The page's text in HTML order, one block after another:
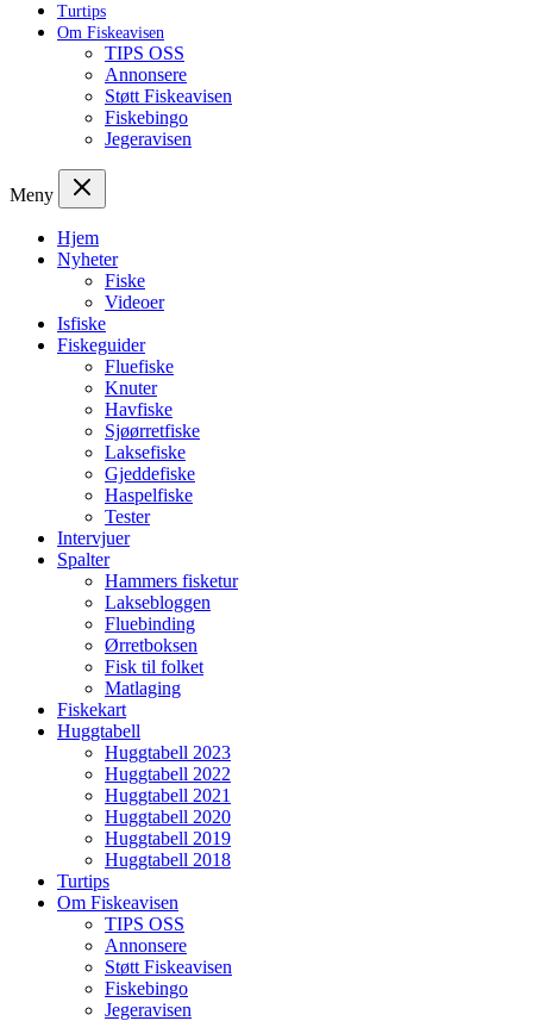
Turtips
Om Fiskeavisen
TIPS OSS
Annonsere
Støtt Fiskeavisen
Fiskebingo
Jegeravisen
Meny
Hjem
Nyheter
Fiske
Videoer
Isfiske
Fiskeguider
Fluefiske
Knuter
Havfiske
Sjøørretfiske
Laksefiske
Gjeddefiske
Haspelfiske
Tester
Intervjuer
Spalter
Hammers fisketur
Laksebloggen
Fluebinding
Ørretboksen
Fisk til folket
Matlaging
Fiskekart
Huggtabell
Huggtabell 2023
Huggtabell 2022
Huggtabell 2021
Huggtabell 2020
Huggtabell 2019
Huggtabell 2018
Turtips
Om Fiskeavisen
TIPS OSS
Annonsere
Støtt Fiskeavisen
Fiskebingo
Jegeravisen